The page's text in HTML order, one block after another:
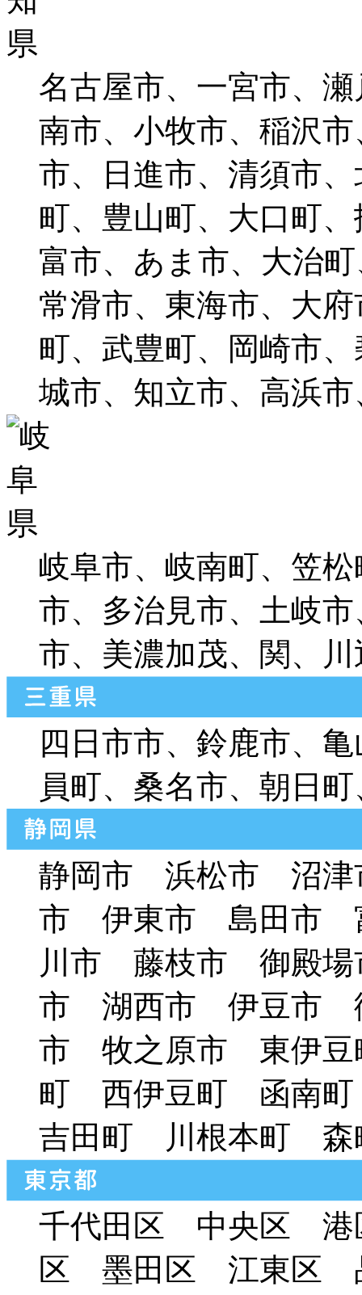
名古屋市、一宮市、
南市、小牧市、稲沢
市、日進市、清須市
町、豊山町、大口町
富市、あま市、大治
常滑市、東海市、大
町、武豊町、岡崎市
城市、知立市、高浜
岐阜市、岐南町、笠
市、多治見市、土岐
市、美濃加茂、関、
四日市市、鈴鹿市、
員町、桑名市、朝日
静岡市 浜松市 沼
市 伊東市 島田市
川市 藤枝市 御殿
市 湖西市 伊豆市
市 牧之原市 東伊
町 西伊豆町 函南
吉田町 川根本町 森
千代田区 中央区
区 墨田区 江東区